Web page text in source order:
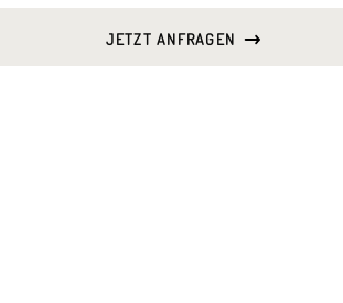
JETZT ANFRAGEN